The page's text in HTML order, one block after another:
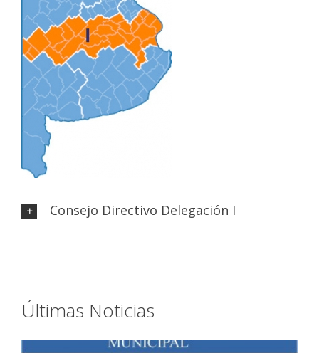
Consejo Directivo Delegación I
Últimas Noticias